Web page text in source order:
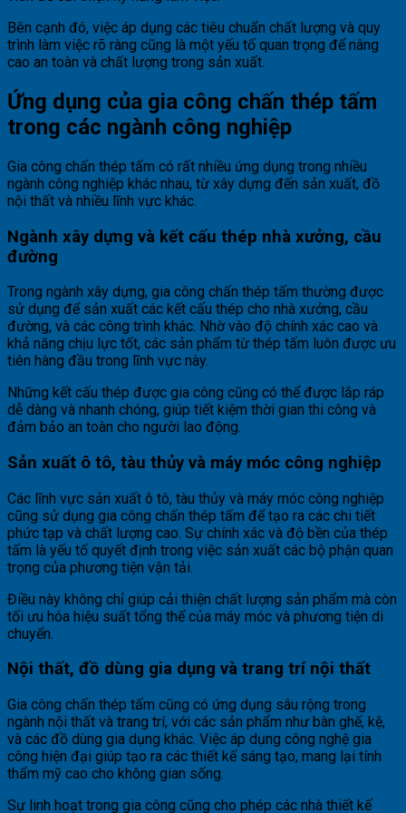
Bên cạnh đó, việc áp dụng các tiêu chuẩn chất lượng và quy
trình làm việc rõ ràng cũng là một yếu tố quan trọng để nâng
cao an toàn và chất lượng trong sản xuất.
Ứng dụng của gia công chấn thép tấm
trong các ngành công nghiệp
Gia công chấn thép tấm có rất nhiều ứng dụng trong nhiều
ngành công nghiệp khác nhau, từ xây dựng đến sản xuất, đồ
nội thất và nhiều lĩnh vực khác.
Ngành xây dựng và kết cấu thép nhà xưởng, cầu
đường
Trong ngành xây dựng, gia công chấn thép tấm thường được
sử dụng để sản xuất các kết cấu thép cho nhà xưởng, cầu
đường, và các công trình khác. Nhờ vào độ chính xác cao và
khả năng chịu lực tốt, các sản phẩm từ thép tấm luôn được ưu
tiên hàng đầu trong lĩnh vực này.
Những kết cấu thép được gia công cũng có thể được lắp ráp
dễ dàng và nhanh chóng, giúp tiết kiệm thời gian thi công và
đảm bảo an toàn cho người lao động.
Sản xuất ô tô, tàu thủy và máy móc công nghiệp
Các lĩnh vực sản xuất ô tô, tàu thủy và máy móc công nghiệp
cũng sử dụng gia công chấn thép tấm để tạo ra các chi tiết
phức tạp và chất lượng cao. Sự chính xác và độ bền của thép
tấm là yếu tố quyết định trong việc sản xuất các bộ phận quan
trọng của phương tiện vận tải.
Điều này không chỉ giúp cải thiện chất lượng sản phẩm mà còn
tối ưu hóa hiệu suất tổng thể của máy móc và phương tiện di
chuyển.
Nội thất, đồ dùng gia dụng và trang trí nội thất
Gia công chấn thép tấm cũng có ứng dụng sâu rộng trong
ngành nội thất và trang trí, với các sản phẩm như bàn ghế, kệ,
và các đồ dùng gia dụng khác. Việc áp dụng công nghệ gia
công hiện đại giúp tạo ra các thiết kế sáng tạo, mang lại tính
thẩm mỹ cao cho không gian sống.
Sự linh hoạt trong gia công cũng cho phép các nhà thiết kế